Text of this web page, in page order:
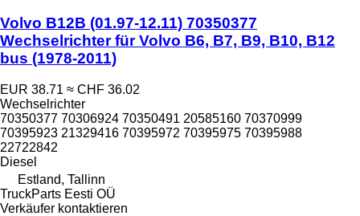
Volvo B12B (01.97-12.11) 70350377
Wechselrichter für Volvo B6, B7, B9, B10, B12
bus (1978-2011)
EUR 38.71 ≈ CHF 36.02
Wechselrichter
70350377 70306924 70350491 20585160 70370999
70395923 21329416 70395972 70395975 70395988
22722842
Diesel
Estland, Tallinn
TruckParts Eesti OÜ
Verkäufer kontaktieren